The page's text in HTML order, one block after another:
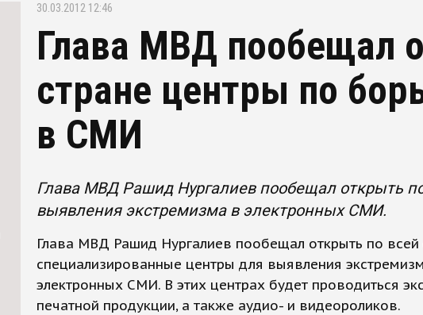
30.03.2012 12:46
Глава МВД пообещал
стране центры по
в СМИ
Глава МВД Рашид Нургалиев пообещал открыть
выявления экстремизма в электронных СМИ.
Глава МВД Рашид Нургалиев пообещал открыть по всей
специализированные центры для выявления
электронных СМИ. В этих центрах будет проводиться
печатной продукции, а также аудио- и видеороликов.